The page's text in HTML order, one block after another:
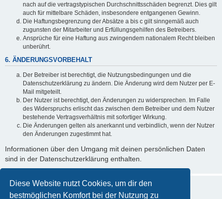
Diese Website nutzt Cookies, um dir den
bestmöglichen Komfort bei der Nutzung zu
nach auf die vertragstypischen Durchschnittsschäden begrenzt. Dies gilt
auch für mittelbare Schäden, insbesondere entgangenen Gewinn.
Die Haftungsbegrenzung der Absätze a bis c gilt sinngemäß auch
zugunsten der Mitarbeiter und Erfüllungsgehilfen des Betreibers.
Ansprüche für eine Haftung aus zwingendem nationalem Recht bleiben
unberührt.
6. ÄNDERUNGSVORBEHALT
Der Betreiber ist berechtigt, die Nutzungsbedingungen und die
Datenschutzerklärung zu ändern. Die Änderung wird dem Nutzer per E-
Mail mitgeteilt.
Der Nutzer ist berechtigt, den Änderungen zu widersprechen. Im Falle
des Widerspruchs erlischt das zwischen dem Betreiber und dem Nutzer
bestehende Vertragsverhältnis mit sofortiger Wirkung.
Die Änderungen gelten als anerkannt und verbindlich, wenn der Nutzer
den Änderungen zugestimmt hat.
Informationen über den Umgang mit deinen persönlichen Daten
sind in der Datenschutzerklärung enthalten.